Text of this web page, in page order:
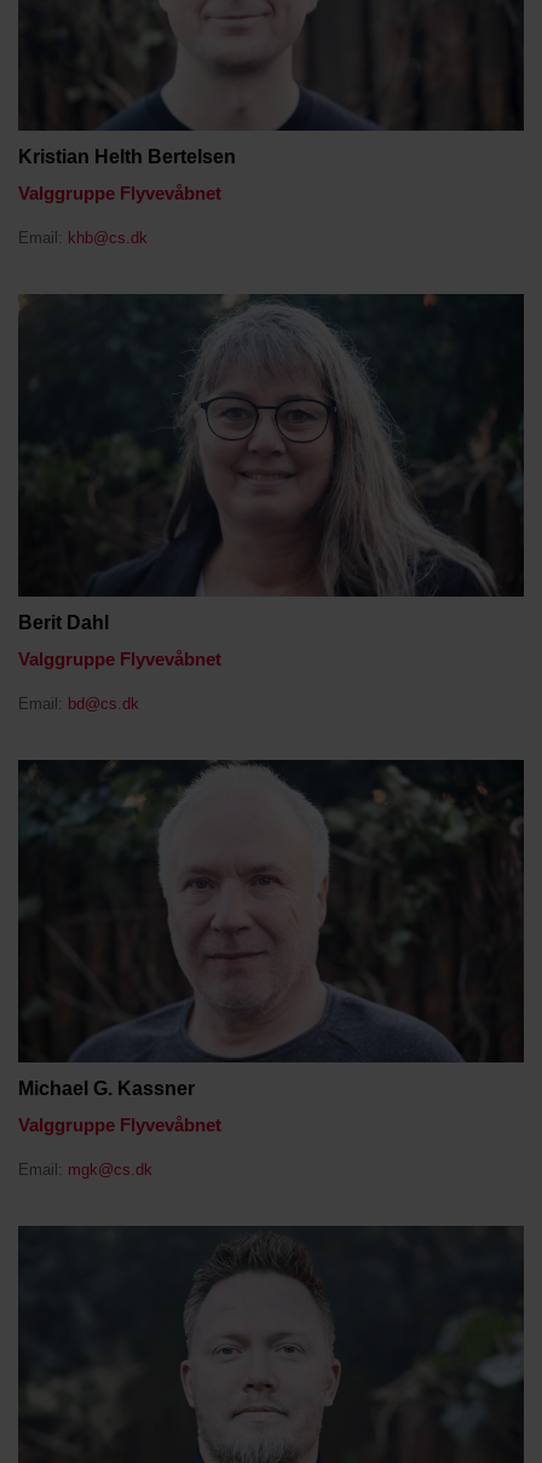
Kristian Helth Bertelsen
Valggruppe Flyvevåbnet
Email: khb@cs.dk
Berit Dahl
Valggruppe Flyvevåbnet
Email: bd@cs.dk
Michael G. Kassner
Valggruppe Flyvevåbnet
Email: mgk@cs.dk